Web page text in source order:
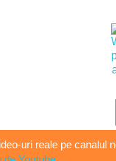
uri reale pe canalul